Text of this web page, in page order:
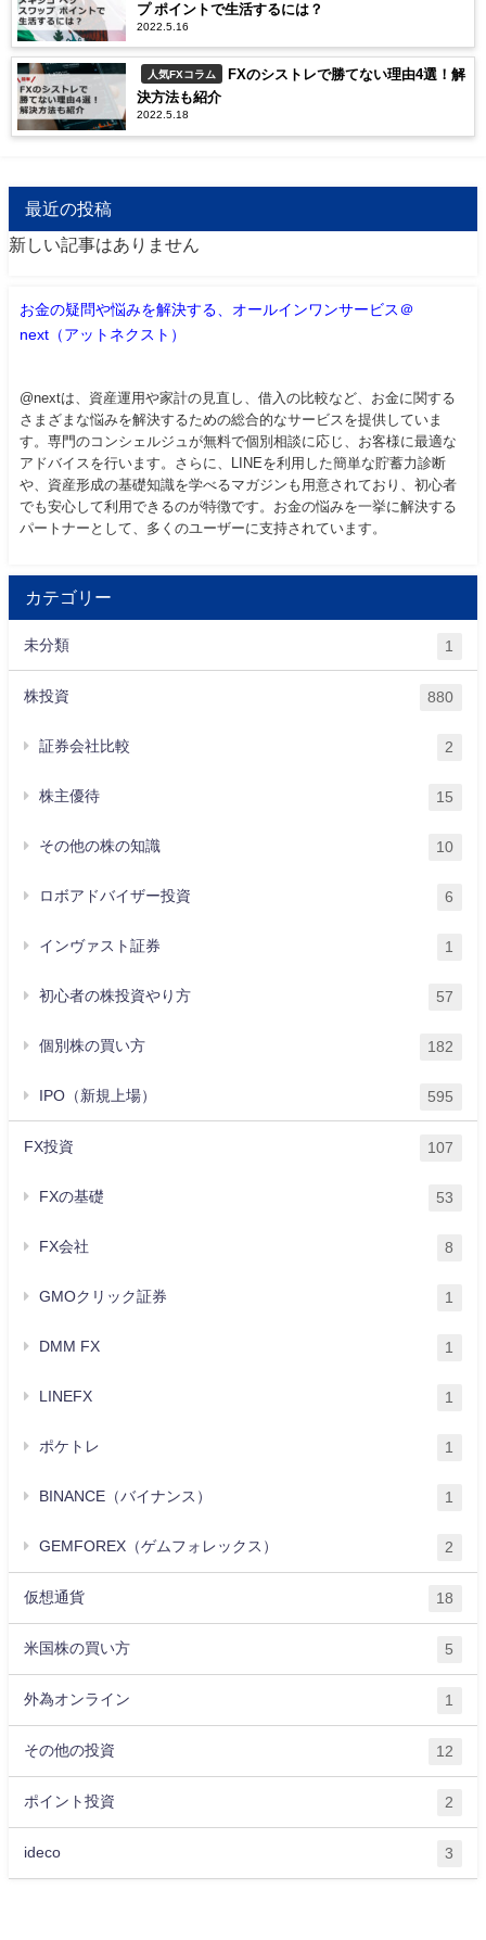
プ ポイントで生活するには？
2022.5.16
人気FXコラム
FXのシストレで勝てない理由4選！解
決方法も紹介
2022.5.18
最近の投稿
新しい記事はありません
お金の疑問や悩みを解決する、オールインワンサービス＠
next（アットネクスト）
@nextは、資産運用や家計の見直し、借入の比較など、お金に関する
さまざまな悩みを解決するための総合的なサービスを提供していま
す。専門のコンシェルジュが無料で個別相談に応じ、お客様に最適な
アドバイスを行います。さらに、LINEを利用した簡単な貯蓄力診断
や、資産形成の基礎知識を学べるマガジンも用意されており、初心者
でも安心して利用できるのが特徴です。お金の悩みを一挙に解決する
パートナーとして、多くのユーザーに支持されています。
カテゴリー
未分類 1
株投資 880
証券会社比較 2
株主優待 15
その他の株の知識 10
ロボアドバイザー投資 6
インヴァスト証券 1
初心者の株投資やり方 57
個別株の買い方 182
IPO（新規上場） 595
FX投資 107
FXの基礎 53
FX会社 8
GMOクリック証券 1
DMM FX 1
LINEFX 1
ポケトレ 1
BINANCE（バイナンス） 1
GEMFOREX（ゲムフォレックス） 2
仮想通貨 18
米国株の買い方 5
外為オンライン 1
その他の投資 12
ポイント投資 2
ideco 3